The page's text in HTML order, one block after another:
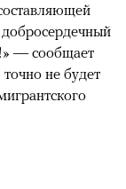
— сообщает
не будет